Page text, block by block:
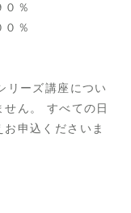
リーズ講座につい
ん。 すべての日
申込くださいま